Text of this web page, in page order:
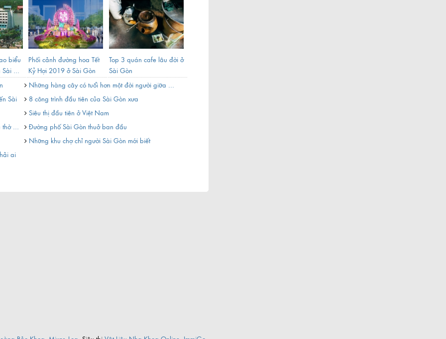
biểu
Sài ...
Phối cảnh đường hoa Tết
Kỷ Hợi 2019 ở Sài Gòn
Top 3 quán cafe lâu đời ở
Sài Gòn
Những hàng cây có tuổi hơn một đời người giữa ...
Sài
8 công trình đầu tiên của Sài Gòn xưa
Siêu thị đầu tiên ở Việt Nam
thờ ...
Đường phố Sài Gòn thuở ban đầu
Những khu chợ chỉ người Sài Gòn mới biết
ai